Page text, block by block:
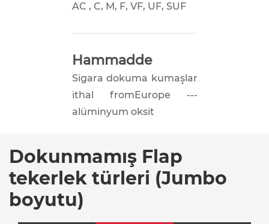
AC , C, M, F, VF, UF, SUF
Hammadde
Sigara dokuma kumaşlar
ithal fromEurope ---
alüminyum oksit
Dokunmamış Flap
tekerlek türleri (Jumbo
boyutu)